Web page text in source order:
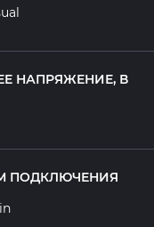
НАПРЯЖЕНИЕ, В
ПОДКЛЮЧЕНИЯ